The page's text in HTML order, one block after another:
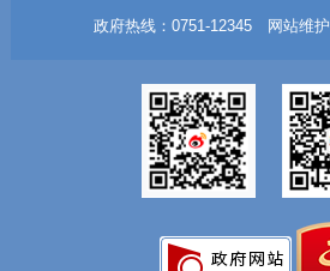
政府热线：0751-12345 网站维